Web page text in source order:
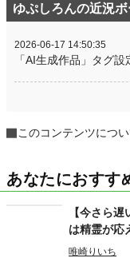
ゆぷしろんの近況
2026-06-17 14:50:35
「AI生成作品」タグ
このコンテンツにつ
あなたにおすす
【今さら
は精霊が応
る私に、今
唯崎りいち